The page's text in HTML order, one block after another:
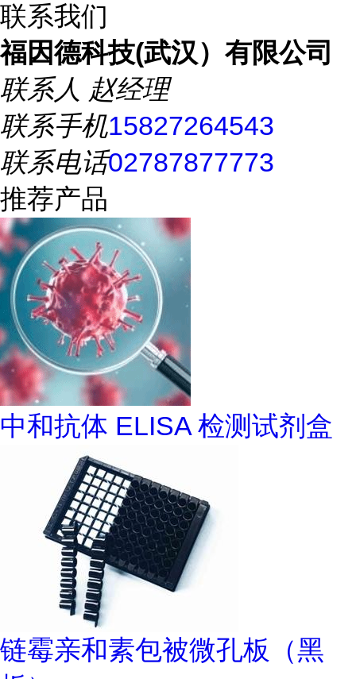
联系我们
福因德科技(武汉）有限公司
联系人 赵经理
联系手机15827264543
联系电话02787877773
推荐产品
中和抗体 ELISA 检测试剂盒
链霉亲和素包被微孔板（黑